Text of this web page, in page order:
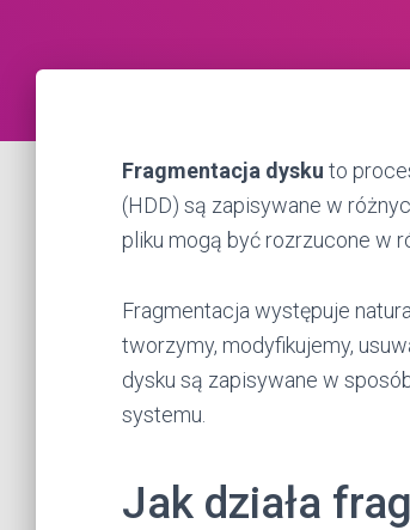
Fragmentacja dysku to
(HDD) są zapisywane w
pliku mogą być rozrzucone w
Fragmentacja występuje
tworzymy, modyfikujemy,
dysku są zapisywane w
systemu.
Jak działa